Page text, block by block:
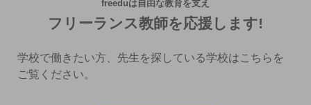
freeduは自由な教育を支え
フリーランス教師を応援します!
学校で働きたい方、先生を探している学校はこちらを
ご覧ください。